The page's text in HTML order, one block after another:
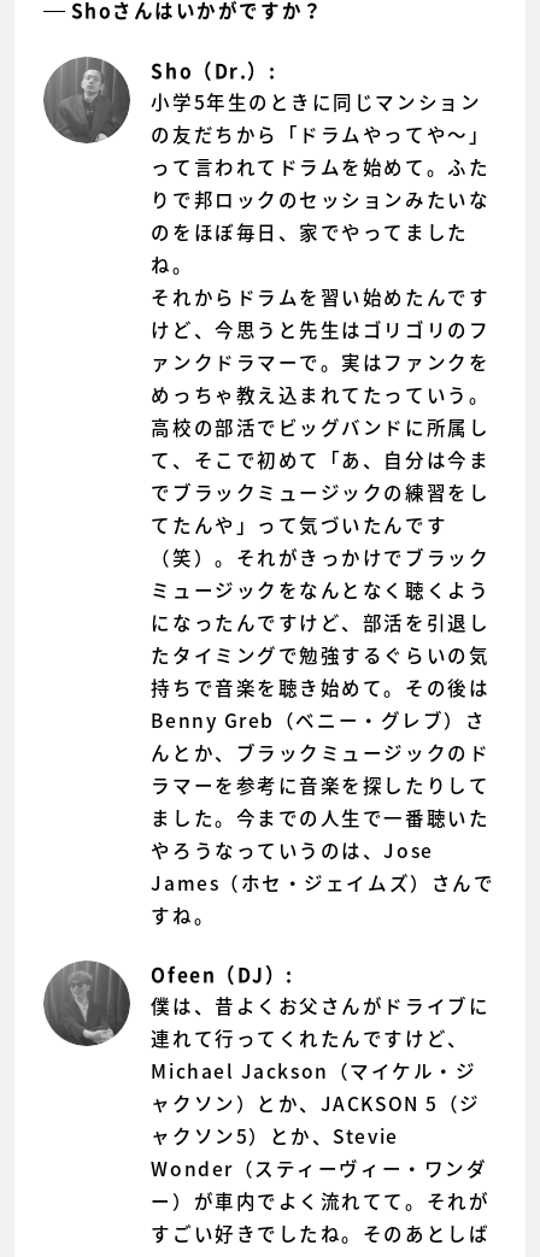
Shoさんはいかがですか？
Sho（Dr.）:
小学5年生のときに同じマンション
の友だちから「ドラムやってや〜」
って言われてドラムを始めて。ふた
りで邦ロックのセッションみたいな
のをほぼ毎日、家でやってました
ね。
それからドラムを習い始めたんです
けど、今思うと先生はゴリゴリのフ
ァンクドラマーで。実はファンクを
めっちゃ教え込まれてたっていう。
高校の部活でビッグバンドに所属し
て、そこで初めて「あ、自分は今ま
でブラックミュージックの練習をし
てたんや」って気づいたんです
（笑）。それがきっかけでブラック
ミュージックをなんとなく聴くよう
になったんですけど、部活を引退し
たタイミングで勉強するぐらいの気
持ちで音楽を聴き始めて。その後は
Benny Greb（ベニー・グレブ）さ
んとか、ブラックミュージックのド
ラマーを参考に音楽を探したりして
ました。今までの人生で一番聴いた
やろうなっていうのは、Jose
James（ホセ・ジェイムズ）さんで
すね。
Ofeen（DJ）:
僕は、昔よくお父さんがドライブに
連れて行ってくれたんですけど、
Michael Jackson（マイケル・ジ
ャクソン）とか、JACKSON 5（ジ
ャクソン5）とか、Stevie
Wonder（スティーヴィー・ワンダ
ー）が車内でよく流れてて。それが
すごい好きでしたね。そのあとしば